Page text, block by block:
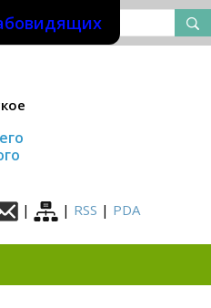
| | RSS | PDA